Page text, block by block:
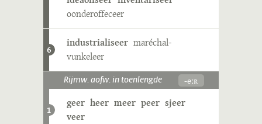
oonderoffeceer
6
industrialiseer maréchal-
vunkeleer
Rijmw. aofw. in toenlengde -eːʀ
1
geer heer meer peer sjeer
veer